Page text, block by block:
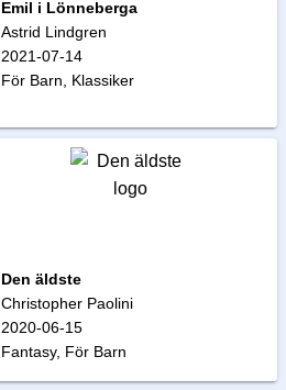
Emil i Lönneberga
Astrid Lindgren
2021-07-14
För Barn, Klassiker
Den äldste
Christopher Paolini
2020-06-15
Fantasy, För Barn